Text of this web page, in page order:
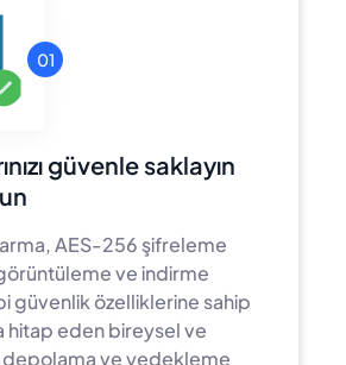
01
güvenle saklayın
AES-256 şifreleme
ve indirme
güvenlik özelliklerine sahip
hitap eden bireysel ve
ve yedekleme